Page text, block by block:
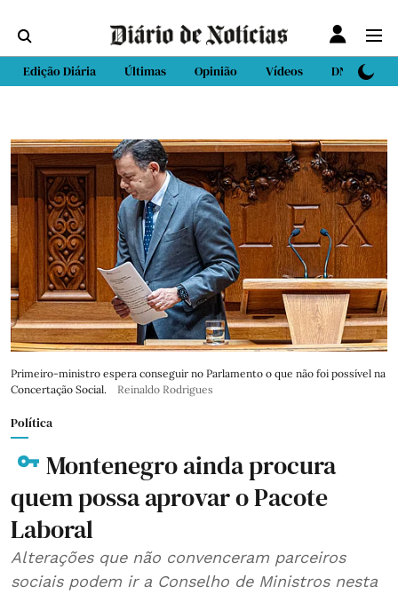
Edição Diária Últimas Opinião Vídeos DN Sport
Primeiro-ministro espera conseguir no Parlamento o que não foi possível na
Concertação Social.
Reinaldo Rodrigues
Política
Montenegro ainda procura
quem possa aprovar o Pacote
Laboral
Alterações que não convenceram parceiros
sociais podem ir a Conselho de Ministros nesta